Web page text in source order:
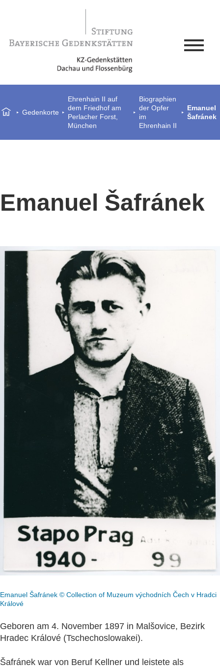
Gedenkorte
Ehrenhain II auf
dem Friedhof am
Perlacher Forst,
München
Biographien
der Opfer
im
Ehrenhain II
Emanuel
Šafránek
Emanuel Šafránek
Emanuel Šafránek © Collection of Muzeum východních Čech v Hradci
Králové
Geboren am 4. November 1897 in Malšovice, Bezirk
Hradec Králové (Tschechoslowakei).
Šafránek war von Beruf Kellner und leistete als